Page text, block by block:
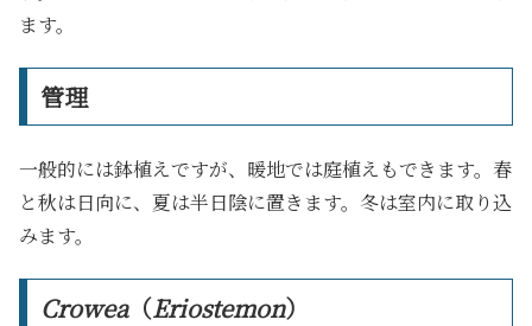
ます。
管理
一般的には鉢植えですが、暖地では庭植えもできます。春
と秋は日向に、夏は半日陰に置きます。冬は室内に取り込
みます。
Crowea（Eriostemon）